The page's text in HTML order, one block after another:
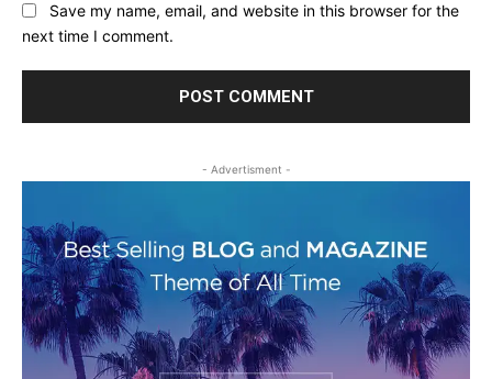
Save my name, email, and website in this browser for the
next time I comment.
- Advertisment -